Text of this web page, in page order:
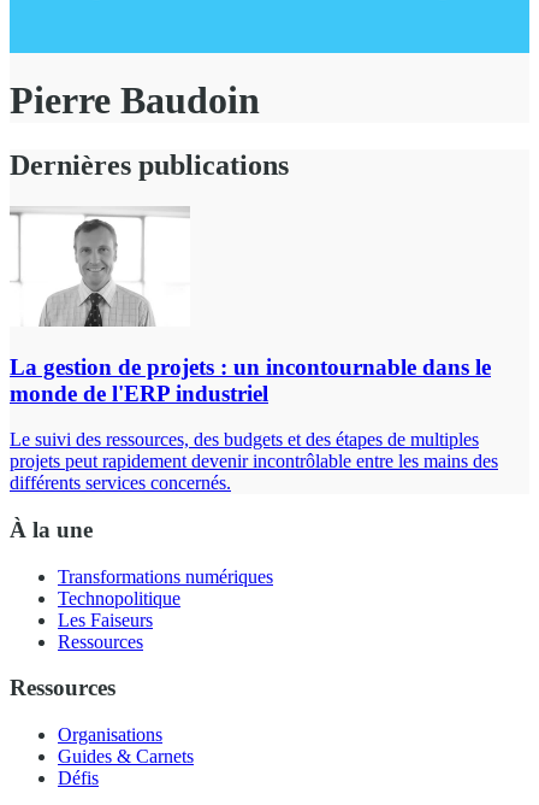
Pierre Baudoin
Dernières publications
La gestion de projets : un incontournable dans le
monde de l'ERP industriel
Le suivi des ressources, des budgets et des étapes de multiples
projets peut rapidement devenir incontrôlable entre les mains des
différents services concernés.
À la une
Transformations numériques
Technopolitique
Les Faiseurs
Ressources
Ressources
Organisations
Guides & Carnets
Défis